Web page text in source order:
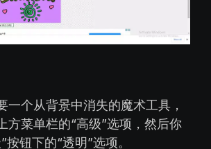
一个从背景中消失的魔术工具，
方菜单栏的“高级”选项，然后你
按钮下的“透明”选项。